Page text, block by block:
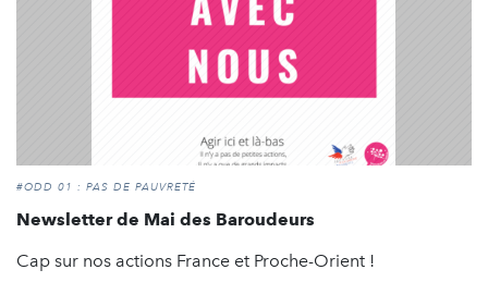
#ODD 01 : PAS DE PAUVRETÉ
Newsletter de Mai des Baroudeurs
Cap sur nos actions France et Proche-Orient !